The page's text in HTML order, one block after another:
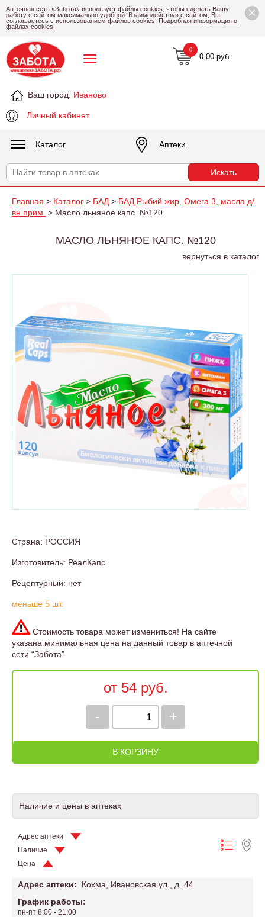
×
Аптечная сеть «Забота» использует файлы cookies, чтобы сделать Вашу
работу с сайтом максимально удобной. Взаимодействуя с сайтом, Вы
соглашаетесь с использованием файлов cookies. Подробная информация о
файлах cookies.
Ваш город: Иваново
Личный кабинет
0,00 руб.
0
Каталог Аптеки
Главная > Каталог > БАД > БАД Рыбий жир, Омега 3, масла д/
вн прим. > Масло льняное капс. №120
МАСЛО ЛЬНЯНОЕ КАПС. №120
вернуться в каталог
Страна: РОССИЯ
Изготовитель: РеалКапс
Рецептурный: нет
меньше 5 шт.
Стоимость товара может измениться! На сайте
указана минимальная цена на данный товар в аптечной
сети “Забота”.
от 54 руб.
+
-
В КОРЗИНУ
Наличие и цены в аптеках
Адрес аптеки
Наличие
Цена
Адрес аптеки:
Кохма, Ивановская ул., д. 44
График работы:
пн-пт 8:00 - 21:00